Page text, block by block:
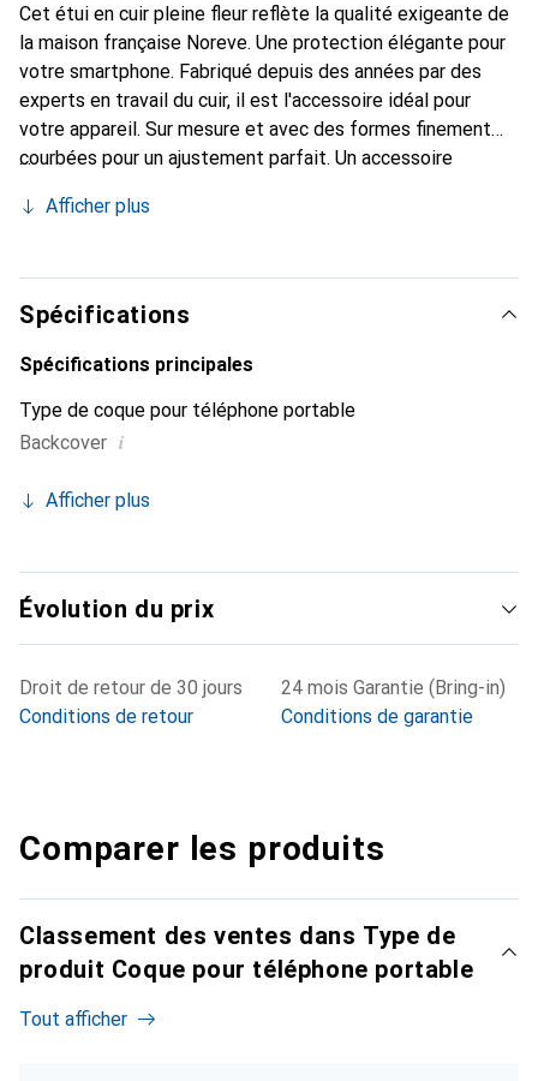
Cet étui en cuir pleine fleur reflète la qualité exigeante de
la maison française Noreve. Une protection élégante pour
votre smartphone. Fabriqué depuis des années par des
experts en travail du cuir, il est l'accessoire idéal pour
votre appareil. Sur mesure et avec des formes finement
courbées pour un ajustement parfait. Un accessoire
Noreve est reconnue internationalement pour ses produits
client exigeant.
Afficher plus
Spécifications
Spécifications principales
Type de coque pour téléphone portable
Backcover i
Afficher plus
Évolution du prix
Droit de retour de 30 jours
Conditions de retour
24 mois Garantie (Bring-in)
Conditions de garantie
Comparer les produits
Classement des ventes dans Type de
produit Coque pour téléphone portable
Tout afficher